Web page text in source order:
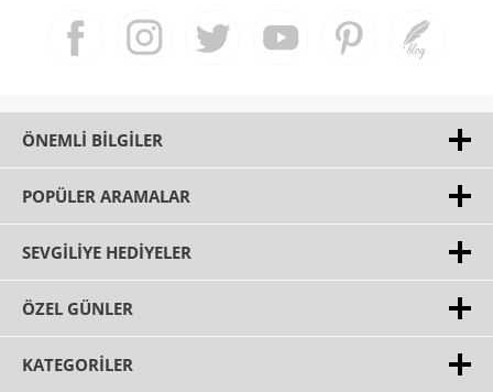
ÖNEMLI BILGILER
POPÜLER ARAMALAR
SEVGILIYE HEDIYELER
ÖZEL GÜNLER
KATEGORILER